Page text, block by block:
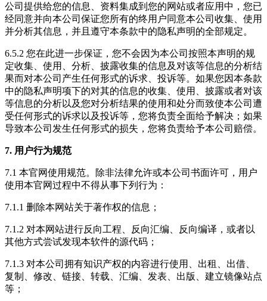
公司提供给您的信息、资料集成到您的网站或者应用中，您已
经同意并向本公司保证您所有的终用户同意本公司收集、使用
并分析其信息，并且遵守本条款中的隐私声明的全部规定。
6.5.2 您在此进一步保证，您不会因为本公司按照本声明的规
定收集、使用、分析、披露收集的信息及对该等信息的分析结
果而对本公司产生任何形式的诉求、投诉等。如果您因本条款
中的隐私声明项下的对其的信息的收集、使用、披露或者对该
等信息的分析以及您对分析结果的使用和处分而致使本公司遭
受任何形式的诉求以及投诉等，您将负责全面给予解决；如果
导致本公司发生任何形式的损失，您将负责给予本公司赔偿。
7. 用户行为规范
7.1 本官网使用规范。除非法律允许或本公司书面许可，用户
使用本官网过程中不得从事下列行为：
7.1.1 删除本网站关于著作权的信息；
7.1.2 对本网站进行反向工程、反向汇编、反向编译，或者以
其他方式尝试发现本软件的源代码；
7.1.3 对本公司拥有知识产权的内容进行使用、出租、出借、
复制、修改、链接、转载、汇编、发表、出版、建立镜像站点
等；